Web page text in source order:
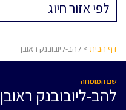
דף הבית > להב-ליובובנק ראובן
שם המומחה
להב-ליובובנק ראובן